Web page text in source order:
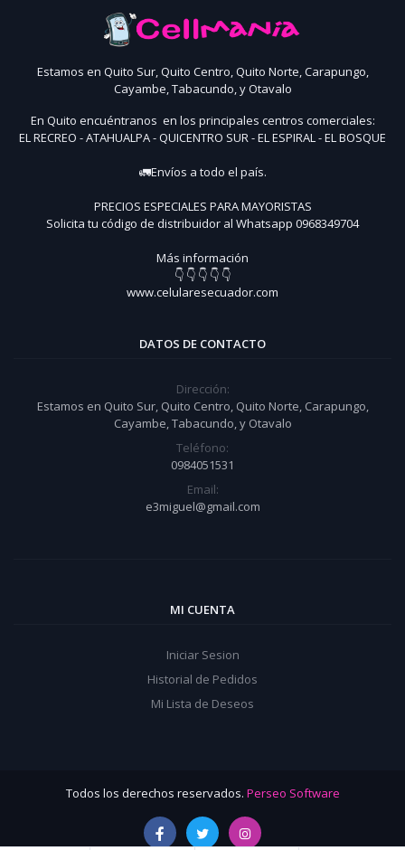
Estamos en Quito Sur, Quito Centro, Quito Norte, Carapungo,
Cayambe, Tabacundo, y Otavalo
En Quito encuéntranos en los principales centros comerciales:
EL RECREO - ATAHUALPA - QUICENTRO SUR - EL ESPIRAL - EL BOSQUE
🚛Envíos a todo el país.
PRECIOS ESPECIALES PARA MAYORISTAS
Solicita tu código de distribuidor al Whatsapp 0968349704
Más información
👇 👇 👇 👇 👇
www.celularesecuador.com
DATOS DE CONTACTO
Dirección:
Estamos en Quito Sur, Quito Centro, Quito Norte, Carapungo,
Cayambe, Tabacundo, y Otavalo
Teléfono:
0984051531
Email:
e3miguel@gmail.com
MI CUENTA
Iniciar Sesion
Historial de Pedidos
Mi Lista de Deseos
Todos los derechos reservados. Perseo Software